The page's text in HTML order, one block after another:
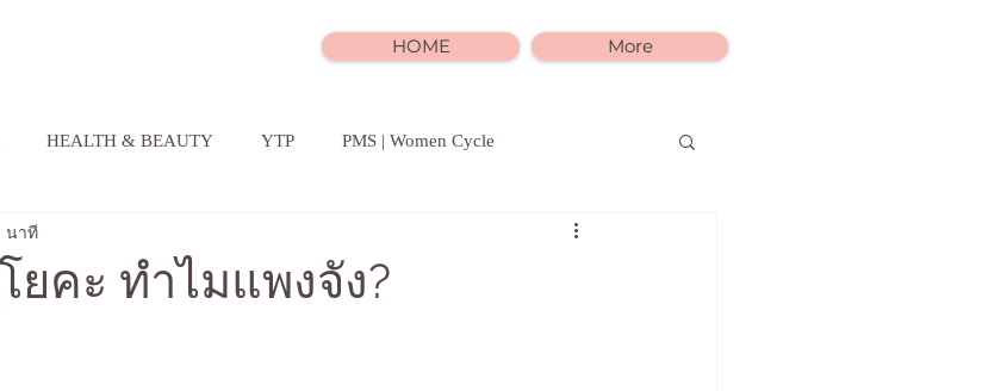
HOME More
HEALTH & BEAUTY YTP PMS | Women Cycle
ยคะ ทำไมแพงจัง?
นาที